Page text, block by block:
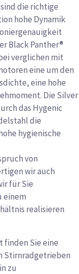
die richtige
hohe Dynamik
Black Panther®
verglichen mit
eine um den
eine hohe
Die Silver
das Hygenic
die
hygienische
von
wir auch
für Sie
einem
realisieren
finden Sie eine
Stirnradgetrieben
zu